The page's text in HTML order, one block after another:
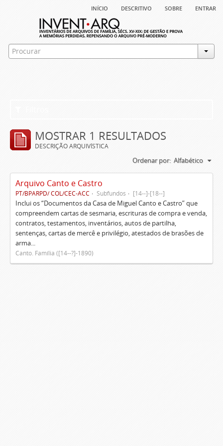
início descritivo sobre entrar
MOSTRAR 1 RESULTADOS
DESCRIÇÃO ARQUIVÍSTICA
Ordenar por: Alfabético
Arquivo Canto e Castro
PT/BPARPD/ COL/CEC-ACC Subfundos [14--]-[18--]
Inclui os “Documentos da Casa de Miguel Canto e Castro” que
compreendem cartas de sesmaria, escrituras de compra e venda,
contratos, testamentos, inventários, autos de partilha,
sentenças, cartas de mercê e privilégio, atestados de brasões de
arma...
Canto. Família ([14--?]-1890)